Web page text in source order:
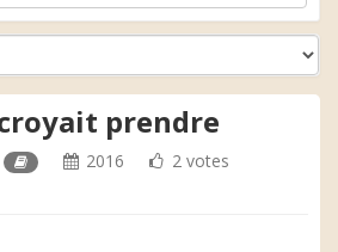
prendre
2016 2 votes